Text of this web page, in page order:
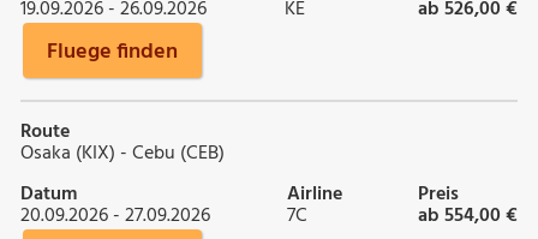
19.09.2026 - 26.09.2026 KE ab 526,00 €
Fluege finden
Route
Osaka (KIX) - Cebu (CEB)
Datum
20.09.2026 - 27.09.2026
Airline
7C
Preis
ab 554,00 €